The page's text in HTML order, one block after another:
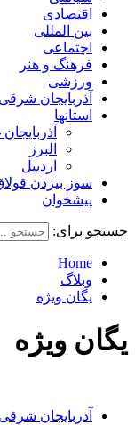
اقتصادی
بین المللی
اجتماعی
فرهنگ و هنر
ورزشی
آذربایجان شرقی
استانها
البرز
اردبیل
سوز بیزدن
پیشخوان
جستجو برای:
Home
وبلاگ
یگان ویژه
یگان ویژه
آذربایجان شرقی